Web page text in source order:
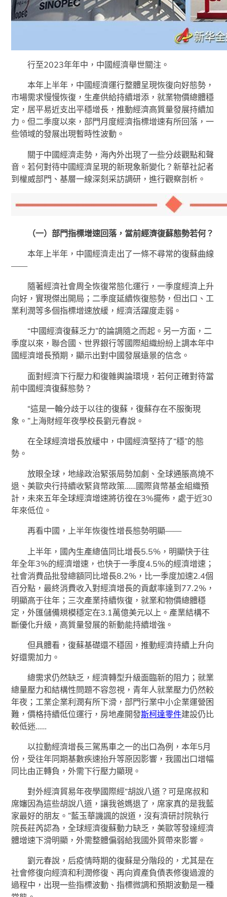
行至2023年年中，中國經濟舉世關注。
本年上半年，中國經濟運行整體呈現恢復向好態勢，
市場需求慢慢恢復，生產供給持續增添，就業物價總體穩
定，居平易近支出平穩增長，推動經濟高質量發展持續加
力。但二季度以來，部門月度經濟指標增速有所回落，一
些領域的發展出現暫時性波動。
關于中國經濟走勢，海內外出現了一些分歧觀點和聲
音。若何對待中國經濟呈現的新現象新變化？新華社記者
到權威部門、基層一線深刻采訪調研，進行觀察剖析。
（一）部門指標增速回落，當前經濟復蘇態勢若何？
本年上半年，中國經濟走出了一條不尋常的復蘇曲線
——
隨著經濟社會周全恢復常態化運行，一季度經濟上升
向好，實現傑出開局；二季度延續恢復態勢，但出口、工
業利潤等多個指標增速放緩，經濟活躍度走弱。
“中國經濟復蘇乏力”的論調隨之而起。另一方面，二
季度以來，聯合國、世界銀行等國際組織紛紛上調本年中
國經濟增長預期，顯示出對中國發展遠景的信念。
面對經濟下行壓力和復雜輿論環境，若何正確對待當
前中國經濟復蘇態勢？
“這是一輪分歧于以往的復蘇，復蘇存在不服衡現
象。”上海財經年夜學校長劉元春說。
在全球經濟增長放緩中，中國經濟堅持了“穩”的態
勢。
放眼全球，地緣政治緊張局勢加劇、全球通脹高燒不
退、美歐央行持續收緊貨幣政策……國際貨幣基金組織預
計，未來五年全球經濟增速將彷徨在3%擺佈，處于近30
年來低位。
再看中國，上半年恢復性增長態勢明顯——
上半年，國內生產總值同比增長5.5%，明顯快于往
年全年3%的經濟增速，也快于一季度4.5%的經濟增速；
社會消費品批發總額同比增長8.2%，比一季度加速2.4個
百分點，最終消費收入對經濟增長的貢獻率達到77.2%，
明顯高于往年；三次產業持續恢復，就業和物價總體穩
定，外匯儲備規模穩定在3.1萬億美元以上。產業結構不
斷優化升級，高質量發展的新動能持續增強。
但具體看，復蘇基礎還不穩固，推動經濟持續上升向
好還需加力。
總需求仍然缺乏，經濟轉型升級面臨新的阻力；就業
總量壓力和結構性問題不容忽視，青年人就業壓力仍然較
年夜；工業企業利潤有所下滑，部門行業中小企業運營困
難，價格持續低位運行，房地產開發斯柯達零件建設仍比
較低迷……
以拉動經濟增長三駕馬車之一的出口為例，本年5月
份，受往年同期基數疾速抬升等原因影響，我國出口增幅
同比由正轉負，外需下行壓力顯現。
對外經濟貿易年夜學國際經“胡說八道？可是席叔和
席嬸因為這些胡說八道，讓我爸媽退了，席家真的是我藍
家最好的朋友。”藍玉華譏諷的說道，沒有濟研討院執行
院長莊芮認為，全球經濟復蘇動力缺乏，美歐等發達經濟
體增速下滑明顯，外需整體偏弱給我國外貿帶來影響。
劉元春說，后疫情時期的復蘇是分階段的，尤其是在
社會修復向經濟和利潤修復、再向資產負債表修復過渡的
過程中，出現一些指標波動、指標微調和預期波動是一種